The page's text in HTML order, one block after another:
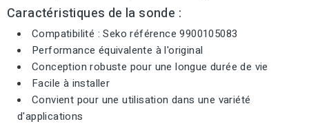
Caractéristiques de la sonde :
Compatibilité : Seko référence 9900105083
Performance équivalente à l'original
Conception robuste pour une longue durée de vie
Facile à installer
Convient pour une utilisation dans une variété
d'applications